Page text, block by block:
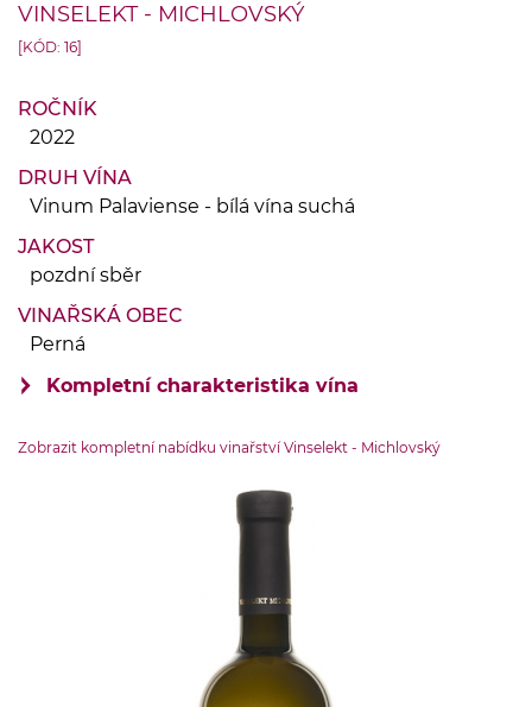
VINSELEKT - MICHLOVSKÝ
[KÓD: 16]
ROČNÍK
2022
DRUH VÍNA
Vinum Palaviense - bílá vína suchá
JAKOST
pozdní sběr
VINAŘSKÁ OBEC
Perná
Kompletní charakteristika vína
neurčena
Zobrazit kompletní nabídku vinařství Vinselekt - Michlovský